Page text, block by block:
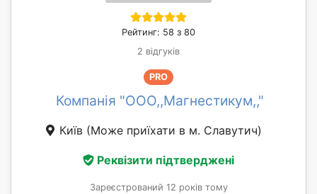
Рейтинг: 58 з 80
2 відгуків
PRO
Компанія "ООО,,Магнестикум,,"
Київ (Може приїхати в м. Славутич)
Реквізити підтверджені
Зареєстрований 12 років тому